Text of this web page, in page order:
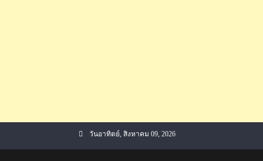
วันอาทิตย์, สิงหาคม 09, 2026